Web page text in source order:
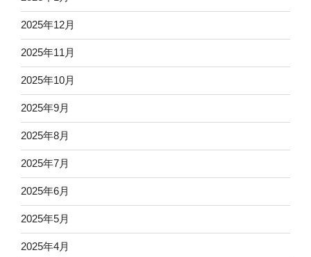
2025年12月
2025年11月
2025年10月
2025年9月
2025年8月
2025年7月
2025年6月
2025年5月
2025年4月